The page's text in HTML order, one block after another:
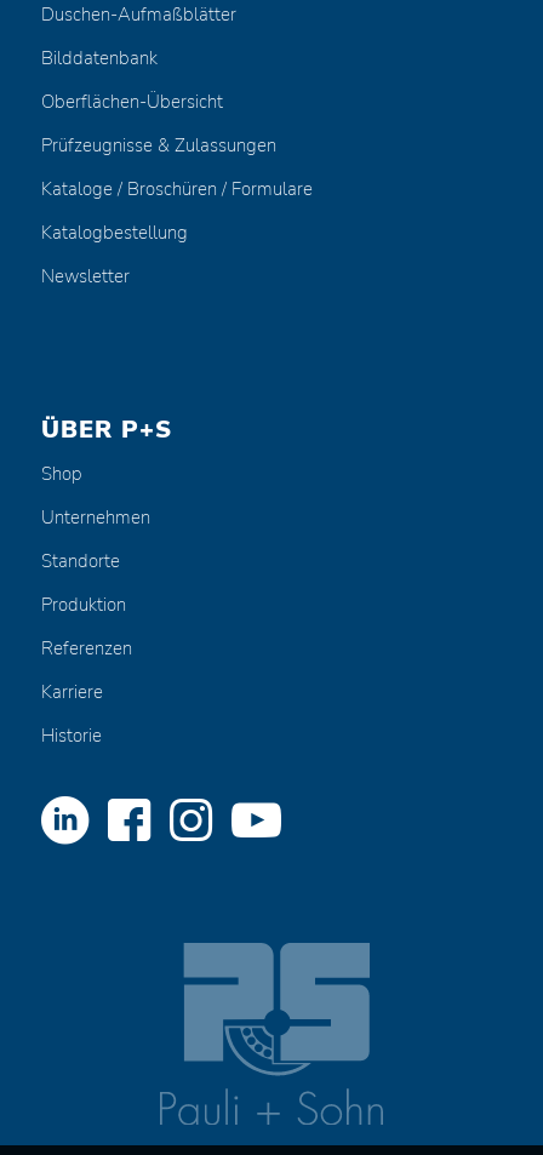
Duschen-Aufmaßblätter
Bilddatenbank
Oberflächen-Übersicht
Prüfzeugnisse & Zulassungen
Kataloge / Broschüren / Formulare
Katalogbestellung
Newsletter
ÜBER P+S
Shop
Unternehmen
Standorte
Produktion
Referenzen
Karriere
Historie